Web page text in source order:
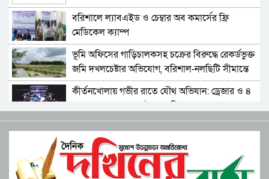
বার্তা দিলেন কাউন্সিলর প্রার্থী জিতু
বরিশালে মাছের ট্রাক থেকে ১ লাখ টাকা চাঁদাবাজি,
বহিষ্কার দুই ছাত্রদল নেতা
প্রকাশিত সংবাদের প্রতিবাদ
বিরুদ্ধে স্বেচ্ছাচারিতার গুরুতর অভিযোগ
বরিশালে ল্যাবএইড ও চেম্বার অব কমার্সের ফ্রি
মেডিকেল ক্যাম্প
‎ভূমি অফিসের গাড়িচালকসহ চক্রের বিরুদ্ধে রেকর্ডভুক্ত
জমি দখলচেষ্টার অভিযোগ, বরিশাল-নলছিটি সীমান্তে
চাঞ্চল্য
কীর্তনখোলায় গভীর রাতে যৌথ অভিযান: ড্রেজার ও ৪
বাল্কহেড জব্দ, ৩ লাখ টাকা জরিমানা
বরিশাল এলজিইডি: বদলি ঠেকাতে মাইনুল-ইয়াছিনের
জোর তৎপরতা, ‘তদবির সিন্ডিকেটে’ ক্ষোভ
বরিশাল গণপূর্তর ফয়সালকে ঠেকায় কে?